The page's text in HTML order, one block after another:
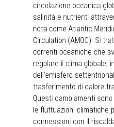
circolazione oceanica
salinità e nutrienti
nota come Atlantic
Circulation (AMOC). Si
correnti oceaniche che
regolare il clima globale,
dell'emisfero
trasferimento di calore
Questi cambiamenti
le fluttuazioni climatiche
connessioni con il